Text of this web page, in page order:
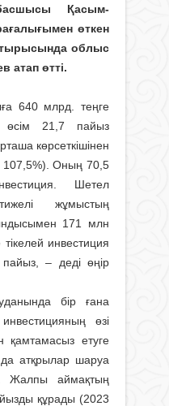
Қасым-
өткен
отырысында облыс
атап өтті.
640 млрд. теңге
өсім 21,7 пайыз
көрсеткішінен
107,5%). Оның 70,5
Шетел
жұмыстың
171 млн
инвестиция
– деді өңір
бір ғана
өзі
қамтамасыз етуге
да атқрылар шаруа
Жалпы аймақтың
құрады (2023